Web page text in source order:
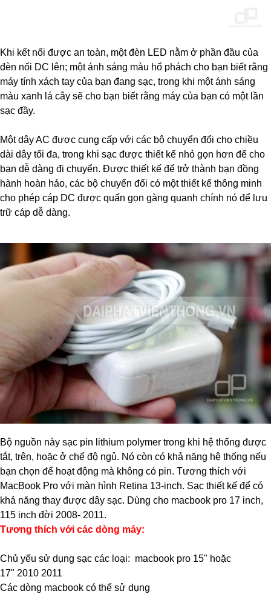
Khi kết nối được an toàn, một đèn LED nằm ở phần đầu của
đèn nối DC lên; một ánh sáng màu hổ phách cho bạn biết rằng
máy tính xách tay của bạn đang sạc, trong khi một ánh sáng
màu xanh lá cây sẽ cho bạn biết rằng máy của bạn có một lần
sạc đầy.
Một dây AC được cung cấp với các bộ chuyển đổi cho chiều
dài dây tối đa, trong khi sạc được thiết kế nhỏ gọn hơn để cho
bạn dễ dàng đi chuyển. Được thiết kế để trở thành bạn đồng
hành hoàn hảo, các bộ chuyển đổi có một thiết kế thông minh
cho phép cáp DC được quấn gọn gàng quanh chính nó để lưu
trữ cáp dễ dàng.
Bộ nguồn này sạc pin lithium polymer trong khi hệ thống được
tắt, trên, hoặc ở chế độ ngủ. Nó còn có khả năng hệ thống nếu
bạn chọn để hoạt động mà không có pin. Tương thích với
MacBook Pro với màn hình Retina 13-inch. Sạc thiết kế để có
khả năng thay được dây sạc. Dùng cho macbook pro 17 inch,
115 inch đời 2008- 2011.
Tương thích với các dòng máy:
Chủ yếu sử dụng sạc các loại: macbook pro 15" hoặc
17" 2010 2011
Các dòng macbook có thể sử dụng